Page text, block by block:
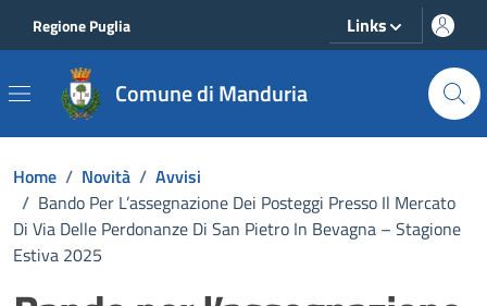
Regione Puglia Links
Comune di Manduria
Home / Novità / Avvisi
/ Bando Per L’assegnazione Dei Posteggi Presso Il Mercato
Di Via Delle Perdonanze Di San Pietro In Bevagna – Stagione
Estiva 2025